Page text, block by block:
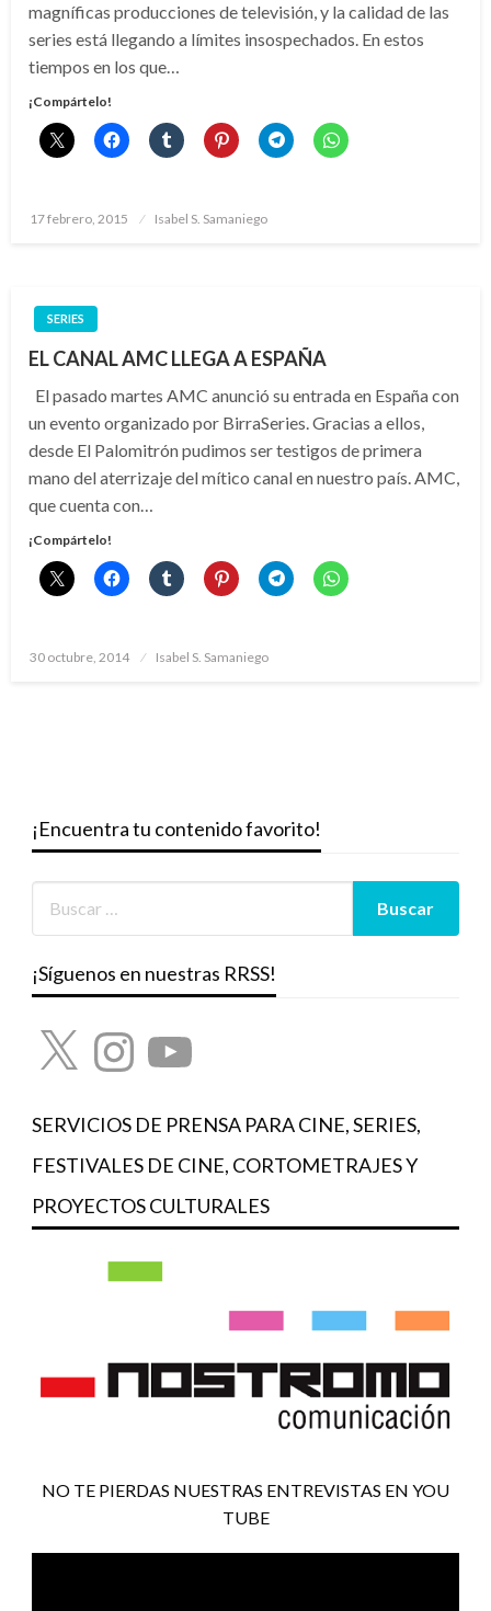
magníficas producciones de televisión, y la calidad de las
series está llegando a límites insospechados. En estos
tiempos en los que…
¡Compártelo!
Publicado
17 febrero, 2015 Isabel S. Samaniego
SERIES
EL CANAL AMC LLEGA A ESPAÑA
El pasado martes AMC anunció su entrada en España con
un evento organizado por BirraSeries. Gracias a ellos,
desde El Palomitrón pudimos ser testigos de primera
mano del aterrizaje del mítico canal en nuestro país. AMC,
que cuenta con…
¡Compártelo!
Publicado
30 octubre, 2014 Isabel S. Samaniego
¡Encuentra tu contenido favorito!
¡Síguenos en nuestras RRSS!
X InstagramYouTube
SERVICIOS DE PRENSA PARA CINE, SERIES,
FESTIVALES DE CINE, CORTOMETRAJES Y
PROYECTOS CULTURALES
NO TE PIERDAS NUESTRAS ENTREVISTAS EN YOU
TUBE